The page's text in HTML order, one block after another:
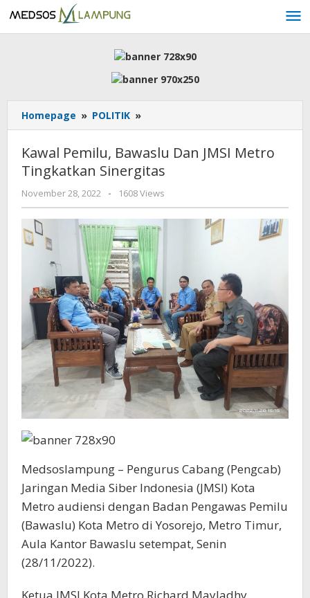
to
content
Homepage » POLITIK »
Pemilu,
Dan
JMSI
Sinergitas
Kawal Pemilu, Bawaslu Dan JMSI Metro
Tingkatkan Sinergitas
November 28, 2022
by
AdminML
- 1608 Views
Medsoslampung – Pengurus Cabang (Pengcab)
Jaringan Media Siber Indonesia (JMSI) Kota
Metro audiensi dengan Badan Pengawas Pemilu
(Bawaslu) Kota Metro di Yosorejo, Metro Timur,
Aula Kantor Bawaslu setempat, Senin
(28/11/2022).